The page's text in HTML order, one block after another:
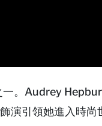
。Audrey
演引領她進入時尚